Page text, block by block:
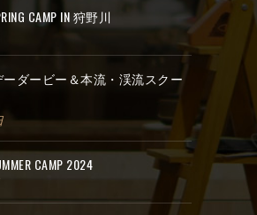
CAMP IN 狩野川
ダービー＆本流・渓流スクー
CAMP 2024